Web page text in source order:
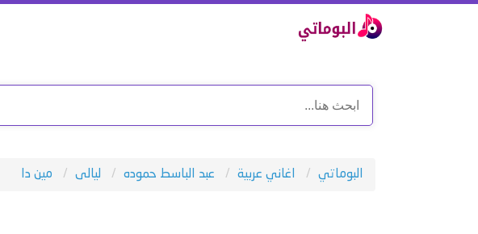
البوماتي اغاني عربية عبد الباسط حموده ليالى مين دا